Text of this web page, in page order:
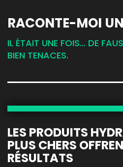
RACONTE-MOI
IL ÉTAIT UNE FOIS... DE
BIEN TENACES.
LES PRODUITS
PLUS CHERS
RÉSULTATS